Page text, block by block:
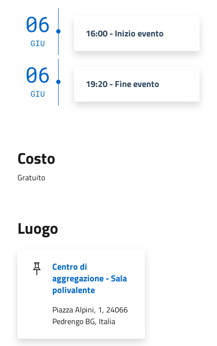
06
GIU
16:00 - Inizio evento
06
GIU
19:20 - Fine evento
Costo
Gratuito
Luogo
Centro di
aggregazione - Sala
polivalente
Piazza Alpini, 1, 24066
Pedrengo BG, Italia